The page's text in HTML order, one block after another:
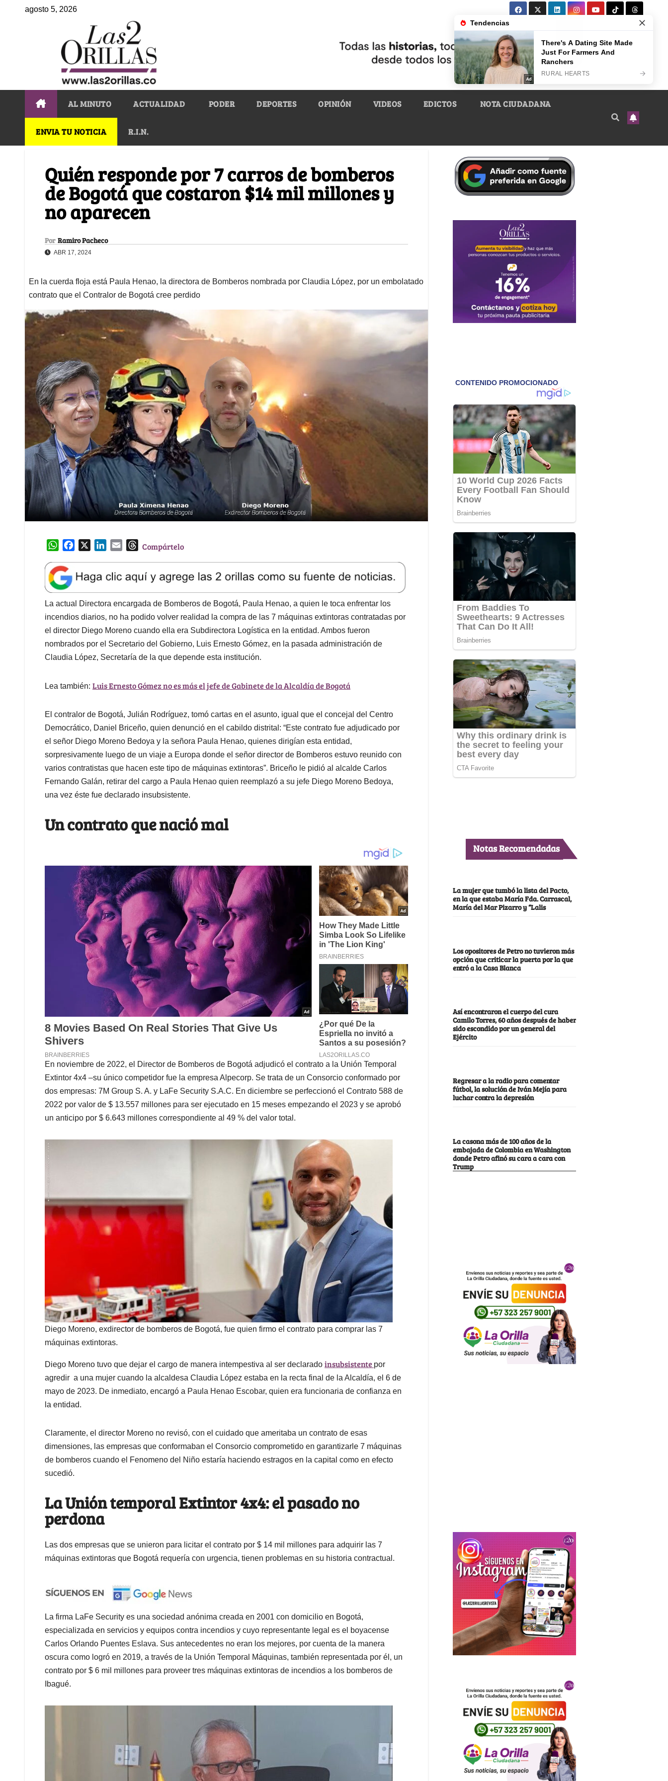
agosto 5, 2026
AL MINUTO ACTUALIDAD PODER DEPORTES OPINIÓN VIDEOS EDICTOS NOTA CIUDADANA
ENVIA TU NOTICIA R.I.N.
Quién responde por 7 carros de bomberos
de Bogotá que costaron $14 mil millones y
no aparecen
Por Ramiro Pacheco
ABR 17, 2024
En la cuerda floja está Paula Henao, la directora de Bomberos nombrada por Claudia López, por un embolatado
contrato que el Contralor de Bogotá cree perdido
W
a
t
s
A
p
p
e
b
o
o
k
k
e
d
n
l
T
e
a
d
s
Compártelo
La actual Directora encargada de Bomberos de Bogotá, Paula Henao, a quien le toca enfrentar los
incendios diarios, no ha podido volver realidad la compra de las 7 máquinas extintoras contratadas por
el director Diego Moreno cuando ella era Subdirectora Logística en la entidad. Ambos fueron
nombrados por el Secretario del Gobierno, Luis Ernesto Gómez, en la pasada administración de
Claudia López, Secretaría de la que depende esta institución.
Lea también: Luis Ernesto Gómez no es más el jefe de Gabinete de la Alcaldía de Bogotá
El contralor de Bogotá, Julián Rodríguez, tomó cartas en el asunto, igual que el concejal del Centro
Democrático, Daniel Briceño, quien denunció en el cabildo distrital: “Este contrato fue adjudicado por
el señor Diego Moreno Bedoya y la señora Paula Henao, quienes dirigían esta entidad,
sorpresivamente luego de un viaje a Europa donde el señor director de Bomberos estuvo reunido con
varios contratistas que hacen este tipo de máquinas extintoras”. Briceño le pidió al alcalde Carlos
Fernando Galán, retirar del cargo a Paula Henao quien reemplazó a su jefe Diego Moreno Bedoya,
una vez éste fue declarado insubsistente.
Un contrato que nació mal
En noviembre de 2022, el Director de Bomberos de Bogotá adjudicó el contrato a la Unión Temporal
Extintor 4x4 –su único competidor fue la empresa Alpecorp. Se trata de un Consorcio conformado por
dos empresas: 7M Group S. A. y LaFe Security S.A.C. En diciembre se perfeccionó el Contrato 588 de
2022 por valor de $ 13.557 millones para ser ejecutado en 15 meses empezando el 2023 y se aprobó
un anticipo por $ 6.643 millones correspondiente al 49 % del valor total.
Diego Moreno, exdirector de bomberos de Bogotá, fue quien firmo el contrato para comprar las 7
máquinas extintoras.
Diego Moreno tuvo que dejar el cargo de manera intempestiva al ser declarado insubsistente por
agredir a una mujer cuando la alcaldesa Claudia López estaba en la recta final de la Alcaldía, el 6 de
mayo de 2023. De inmediato, encargó a Paula Henao Escobar, quien era funcionaria de confianza en
la entidad.
Claramente, el director Moreno no revisó, con el cuidado que ameritaba un contrato de esas
dimensiones, las empresas que conformaban el Consorcio comprometido en garantizarle 7 máquinas
de bomberos cuando el Fenomeno del Niño estaría haciendo estragos en la capital como en efecto
sucedió.
La Unión temporal Extintor 4x4: el pasado no
perdona
Las dos empresas que se unieron para licitar el contrato por $ 14 mil millones para adquirir las 7
máquinas extintoras que Bogotá requería con urgencia, tienen problemas en su historia contractual.
La firma LaFe Security es una sociedad anónima creada en 2001 con domicilio en Bogotá,
especializada en servicios y equipos contra incendios y cuyo representante legal es el boyacense
Carlos Orlando Puentes Eslava. Sus antecedentes no eran los mejores, por cuenta de la manera
oscura como logró en 2019, a través de la Unión Temporal Máquinas, también representada por él, un
contrato por $ 6 mil millones para proveer tres máquinas extintoras de incendios a los bomberos de
Ibagué.
Notas Recomendadas
La mujer que tumbó la lista del Pacto,
en la que estaba María Fda. Carrascal,
María del Mar Pizarro y “Lalis
Los opositores de Petro no tuvieron más
opción que criticar la puerta por la que
entró a la Casa Blanca
Así encontraron el cuerpo del cura
Camilo Torres, 60 años después de haber
sido escondido por un general del
Ejército
Regresar a la radio para comentar
fútbol, la solución de Iván Mejía para
luchar contra la depresión
La casona más de 100 años de la
embajada de Colombia en Washington
donde Petro afinó su cara a cara con
Trump